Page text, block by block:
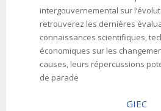
intergouvernemental sur
retrouverez les dernières
connaissances scientifiques,
économiques sur les
causes, leurs répercussions
de parade
GIEC